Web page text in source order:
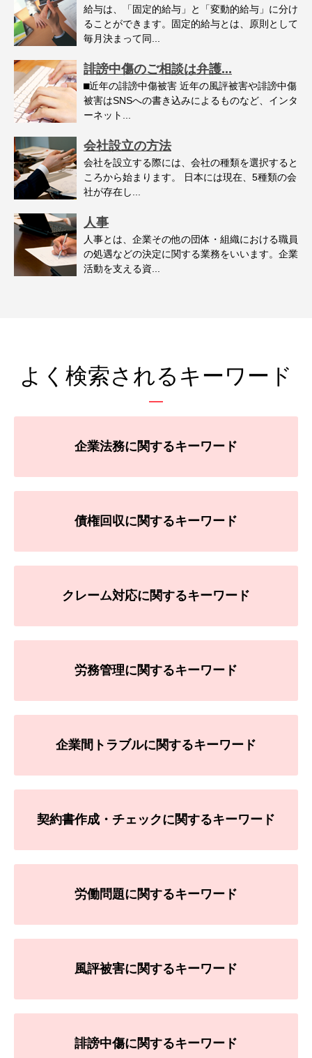
給与は、「固定的給与」と「変動的給与」に分け
ることができます。固定的給与とは、原則として
毎月決まって同...
誹謗中傷のご相談は弁護...
⬛︎近年の誹謗中傷被害 近年の風評被害や誹謗中傷
被害はSNSへの書き込みによるものなど、インタ
ーネット...
会社設立の方法
会社を設立する際には、会社の種類を選択すると
ころから始まります。 日本には現在、5種類の会
社が存在し...
人事
人事とは、企業その他の団体・組織における職員
の処遇などの決定に関する業務をいいます。企業
活動を支える資...
よく検索されるキーワード
企業法務に関するキーワード
債権回収に関するキーワード
クレーム対応に関するキーワード
労務管理に関するキーワード
企業間トラブルに関するキーワード
契約書作成・チェックに関するキーワード
労働問題に関するキーワード
風評被害に関するキーワード
誹謗中傷に関するキーワード